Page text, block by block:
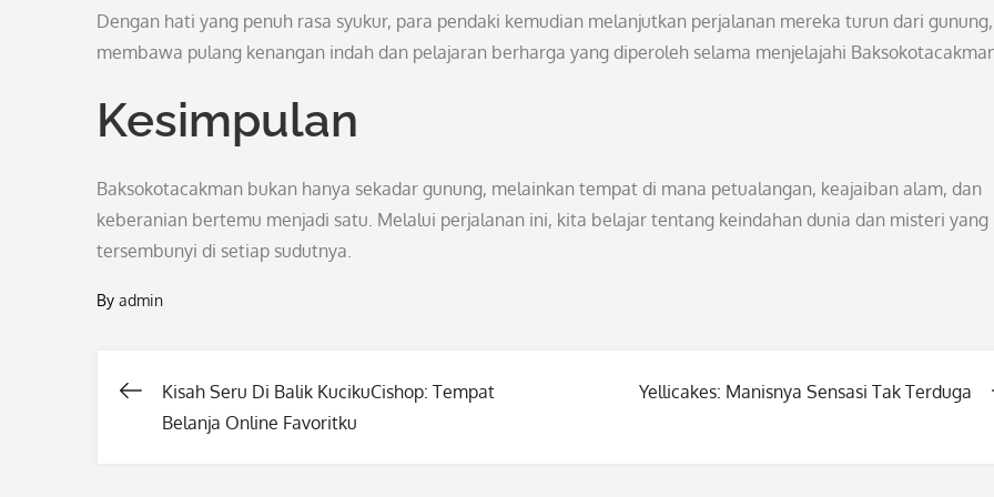
Dengan hati yang penuh rasa syukur, para pendaki kemudian melanjutkan perjalanan mereka turun dari gunung,
membawa pulang kenangan indah dan pelajaran berharga yang diperoleh selama menjelajahi
Kesimpulan
Baksokotacakman bukan hanya sekadar gunung, melainkan tempat di mana petualangan, keajaiban alam, dan
keberanian bertemu menjadi satu. Melalui perjalanan ini, kita belajar tentang keindahan dunia dan misteri yang
tersembunyi di setiap sudutnya.
By admin
Post
Kisah Seru Di Balik KucikuCishop: Tempat
Belanja Online Favoritku
Yellicakes: Manisnya Sensasi Tak Terduga